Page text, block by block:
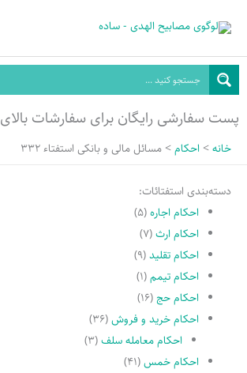
محتوا
پست سفارشی رایگان برای سفارشات بالای ۳۰۰.۰۰۰ تومان
خانه احکام مسائل مالی و بانکی استفتاء 332
دسته‌بندی استفتائات:
احکام اجاره(۵)
احکام ارث(۷)
احکام تقلید(۹)
احکام تیمم(۱)
احکام حج(۱۶)
احکام خرید و فروش(۳۶)
احکام معامله سلف(۳)
احکام خمس(۴۱)